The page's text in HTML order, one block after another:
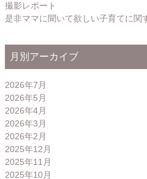
撮影レポート
是非ママに聞いて欲しい子育てに関
月別アーカイブ
2026年7月
2026年5月
2026年4月
2026年3月
2026年2月
2025年12月
2025年11月
2025年10月